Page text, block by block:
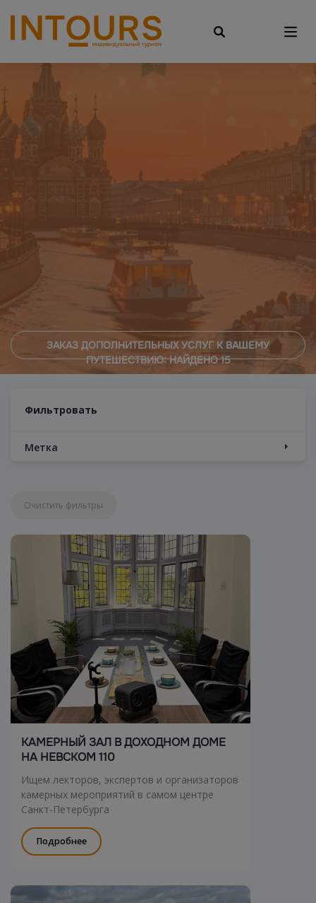
ЗАКАЗ ДОПОЛНИТЕЛЬНЫХ УСЛУГ К ВАШЕМУ
ПУТЕШЕСТВИЮ: НАЙДЕНО15
Фильтровать
Метка
Очистить фильтры
КАМЕРНЫЙ ЗАЛ В ДОХОДНОМ ДОМЕ
НА НЕВСКОМ 110
Ищем лекторов, экспертов и организаторов
камерных мероприятий в самом центре
Санкт-Петербурга
Подробнее